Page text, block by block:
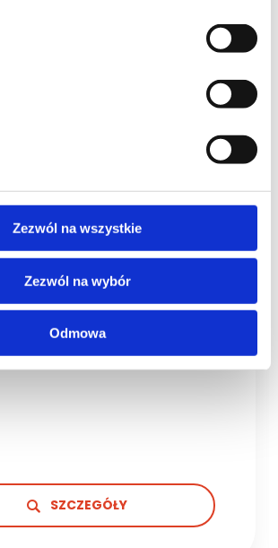
Zezwól na wszystkie
Zezwól na wybór
Odmowa
3 h
495 zł
ukończyły 117 osoby
SZCZEGÓŁY